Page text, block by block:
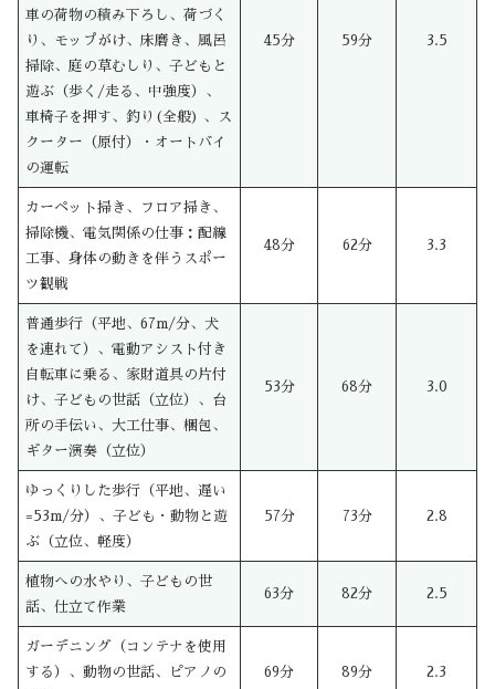
車の荷物の積み下ろし、荷づく
り、モップがけ、床磨き、風呂
掃除、庭の草むしり、子どもと
遊ぶ（歩く/走る、中強度）、
車椅子を押す、釣り(全般) 、ス
クーター（原付）・オートバイ
の運転
45分 59分 3.5
カーペット掃き、フロア掃き、
掃除機、電気関係の仕事：配線
工事、身体の動きを伴うスポー
ツ観戦
48分 62分 3.3
普通歩行（平地、67m/分、犬
を連れて）、電動アシスト付き
自転車に乗る、家財道具の片付
け、子どもの世話（立位）、台
所の手伝い、大工仕事、梱包、
ギター演奏（立位）
53分 68分 3.0
ゆっくりした歩行（平地、遅い
=53m/分）、子ども・動物と遊
ぶ（立位、軽度）
57分 73分 2.8
植物への水やり、子どもの世
話、仕立て作業
63分 82分 2.5
ガーデニング（コンテナを使用
する）、動物の世話、ピアノの
69分 89分 2.3